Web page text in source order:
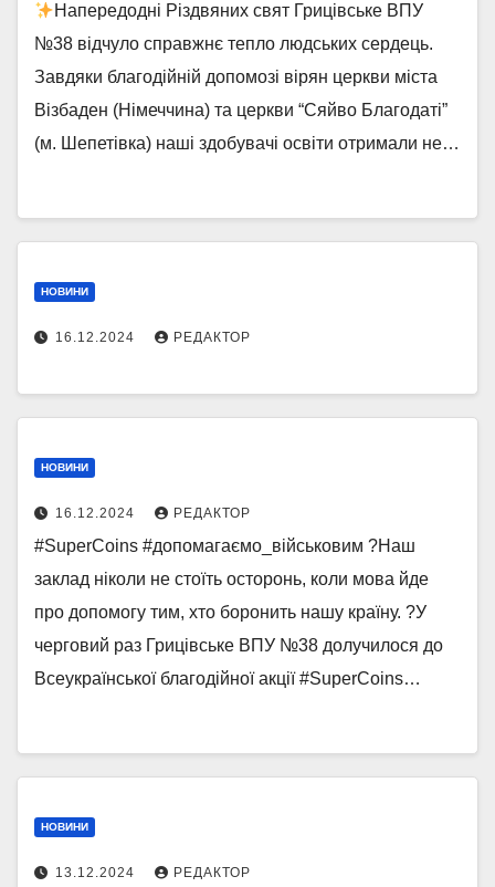
Напередодні Різдвяних свят Грицівське ВПУ
№38 відчуло справжнє тепло людських сердець.
Завдяки благодійній допомозі вірян церкви міста
Візбаден (Німеччина) та церкви “Сяйво Благодаті”
(м. Шепетівка) наші здобувачі освіти отримали не…
НОВИНИ
16.12.2024 РЕДАКТОР
НОВИНИ
16.12.2024 РЕДАКТОР
#SuperCoins #допомагаємо_військовим ?Наш
заклад ніколи не стоїть осторонь, коли мова йде
про допомогу тим, хто боронить нашу країну. ?У
черговий раз Грицівське ВПУ №38 долучилося до
Всеукраїнської благодійної акції #SuperCoins…
НОВИНИ
13.12.2024 РЕДАКТОР